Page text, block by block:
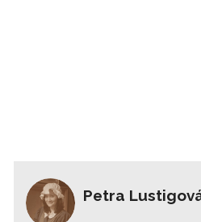
Petra